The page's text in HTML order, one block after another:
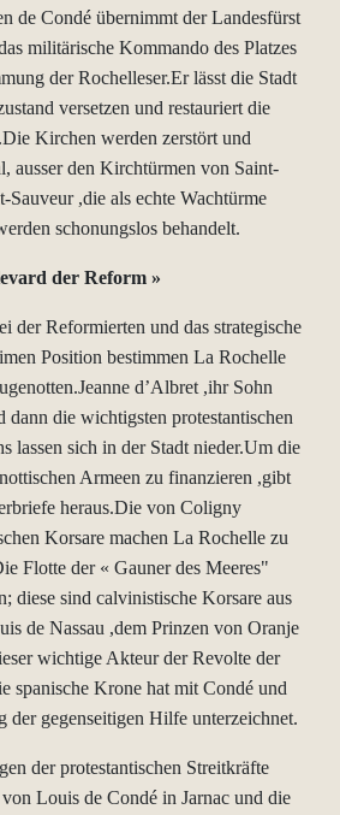
de Condé übernimmt der Landesfürst
militärische Kommando des Platzes
der Rochelleser.Er lässt die Stadt
versetzen und restauriert die
Kirchen werden zerstört und
ausser den Kirchtürmen von Saint-
Sauveur ,die als echte Wachtürme
schonungslos behandelt.
der Reform »
der Reformierten und das strategische
Position bestimmen La Rochelle
d’Albret ,ihr Sohn
dann die wichtigsten protestantischen
lassen sich in der Stadt nieder.Um die
Armeen zu finanzieren ,gibt
heraus.Die von Coligny
Korsare machen La Rochelle zu
Flotte der « Gauner des Meeres"
diese sind calvinistische Korsare aus
de Nassau ,dem Prinzen von Oranje
wichtige Akteur der Revolte der
spanische Krone hat mit Condé und
der gegenseitigen Hilfe unterzeichnet.
der protestantischen Streitkräfte
Louis de Condé in Jarnac und die